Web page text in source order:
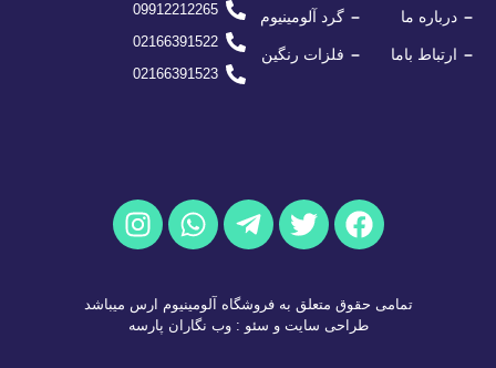
درباره ما
ارتباط باما
گرد آلومینیوم
فلزات رنگین
09912212265
02166391522
02166391523
تمامی حقوق متعلق به فروشگاه آلومینیوم ارس میباشد
طراحی سایت و سئو :وب نگاران پارسه